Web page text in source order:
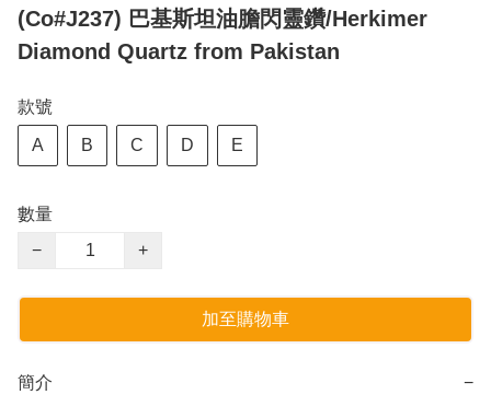
(Co#J237) 巴基斯坦油膽閃靈鑽/Herkimer
Diamond Quartz from Pakistan
款號
A B C D E
數量
−
+
加至購物車
簡介 −